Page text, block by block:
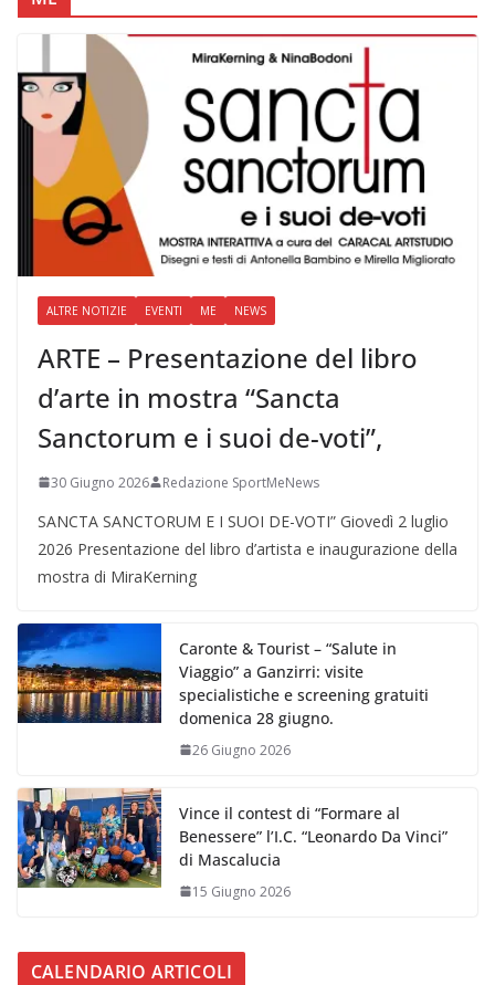
ALTRE NOTIZIE EVENTI ME NEWS
ARTE – Presentazione del libro
d’arte in mostra “Sancta
Sanctorum e i suoi de-voti”,
30 Giugno 2026 Redazione SportMeNews
SANCTA SANCTORUM E I SUOI DE-VOTI” Giovedì 2 luglio
2026 Presentazione del libro d’artista e inaugurazione della
mostra di MiraKerning
Caronte & Tourist – “Salute in
Viaggio” a Ganzirri: visite
specialistiche e screening gratuiti
domenica 28 giugno.
26 Giugno 2026
Vince il contest di “Formare al
Benessere” l’I.C. “Leonardo Da Vinci”
di Mascalucia
15 Giugno 2026
CALENDARIO ARTICOLI